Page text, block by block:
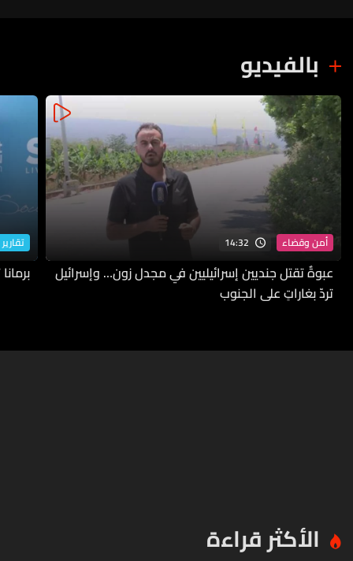
بالفيديو
أمن وقضاء 14:32
عبوةٌ تقتل جنديين إسرائيليين في مجدل زون… وإسرائيل
تردّ بغاراتٍ على الجنوب
الأكثر قراءة